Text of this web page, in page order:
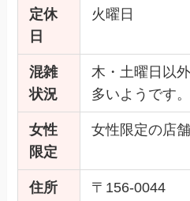
定休
日
火曜日
混雑
状況
木・土曜日以
多いようです。
女性
限定
女性限定の店舗
住所
〒156-0044